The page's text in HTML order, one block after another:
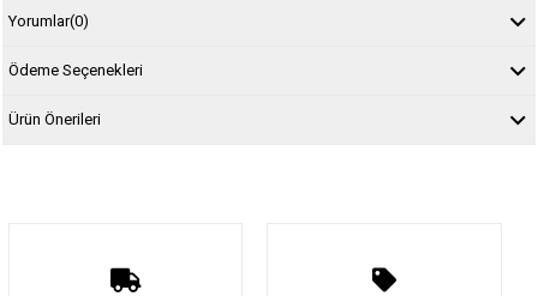
Yorumlar(0)
Ödeme Seçenekleri
Ürün Önerileri